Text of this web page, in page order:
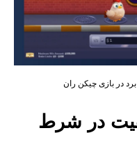
در بازی چیکن ران
در شرط